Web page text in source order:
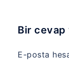
Bir cevap
E-posta